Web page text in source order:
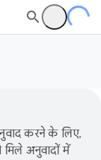
करने के लिए,
अनुवादों में